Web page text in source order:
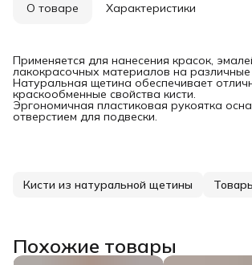
О товаре Характеристики
Применяется для нанесения красок,
лакокрасочных материалов на различные
Натуральная щетина обеспечивает
краскообменные свойства кисти.
Эргономичная пластиковая рукоятка
отверстием для подвески.
Кисти из натуральной щетины
Похожие товары